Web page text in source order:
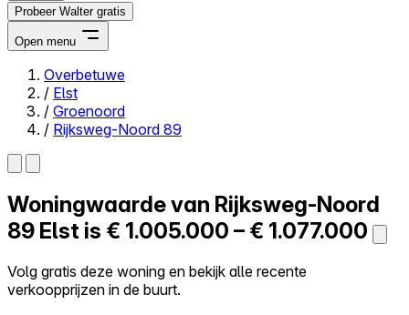
Probeer Walter gratis
Open menu
Close menu
Zelf kopen
Alles-in-één
Reviews
Log in
Overbetuwe
/ Elst
/ Groenoord
/ Rijksweg-Noord 89
Woningwaarde van Rijksweg-Noord
89 Elst is € 1.005.000 – € 1.077.000
Volg gratis deze woning en bekijk alle recente
verkoopprijzen in de buurt.